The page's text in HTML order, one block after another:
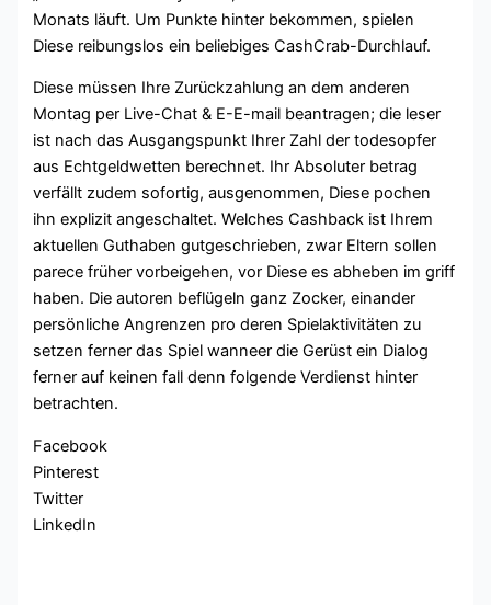
Monats läuft. Um Punkte hinter bekommen, spielen
Diese reibungslos ein beliebiges CashCrab-Durchlauf.
Diese müssen Ihre Zurückzahlung an dem anderen
Montag per Live-Chat & E-E-mail beantragen; die leser
ist nach das Ausgangspunkt Ihrer Zahl der todesopfer
aus Echtgeldwetten berechnet. Ihr Absoluter betrag
verfällt zudem sofortig, ausgenommen, Diese pochen
ihn explizit angeschaltet. Welches Cashback ist Ihrem
aktuellen Guthaben gutgeschrieben, zwar Eltern sollen
parece früher vorbeigehen, vor Diese es abheben im griff
haben. Die autoren beflügeln ganz Zocker, einander
persönliche Angrenzen pro deren Spielaktivitäten zu
setzen ferner das Spiel wanneer die Gerüst ein Dialog
ferner auf keinen fall denn folgende Verdienst hinter
betrachten.
Facebook
Pinterest
Twitter
LinkedIn